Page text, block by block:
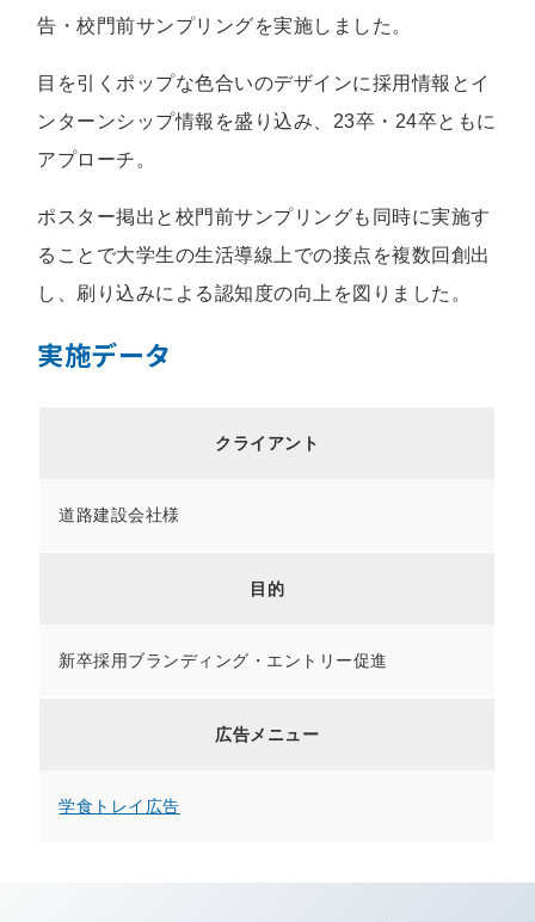
告・校門前サンプリングを実施しました。
目を引くポップな色合いのデザインに採用情報とイ
ンターンシップ情報を盛り込み、23卒・24卒ともに
アプローチ。
ポスター掲出と校門前サンプリングも同時に実施す
ることで大学生の生活導線上での接点を複数回創出
し、刷り込みによる認知度の向上を図りました。
実施データ
クライアント
道路建設会社様
目的
新卒採用ブランディング・エントリー促進
広告メニュー
学食トレイ広告